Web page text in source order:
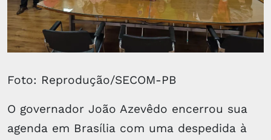
Foto: Reprodução/SECOM-PB
O governador João Azevêdo encerrou sua
agenda em Brasília com uma despedida à